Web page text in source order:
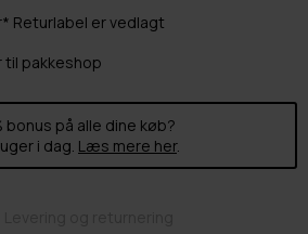
Returlabel er vedlagt
til pakkeshop
bonus på alle dine køb?
i dag. Læs mere her.